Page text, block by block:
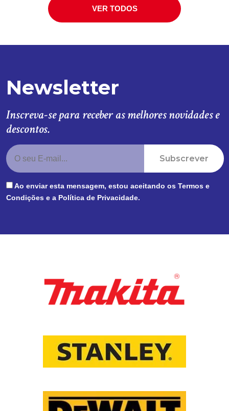
VER TODOS
Newsletter
Inscreva-se para receber as melhores novidades e
descontos.
Subscrever
Ao enviar esta mensagem, estou aceitando os Termos e
Condições e a Política de Privacidade.